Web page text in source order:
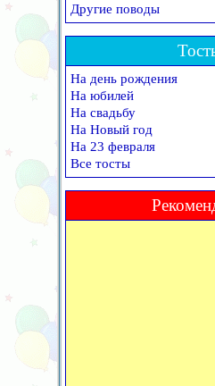
Другие поводы
На день рождения
На юбилей
На свадьбу
На Новый год
На 23 февраля
Все тосты